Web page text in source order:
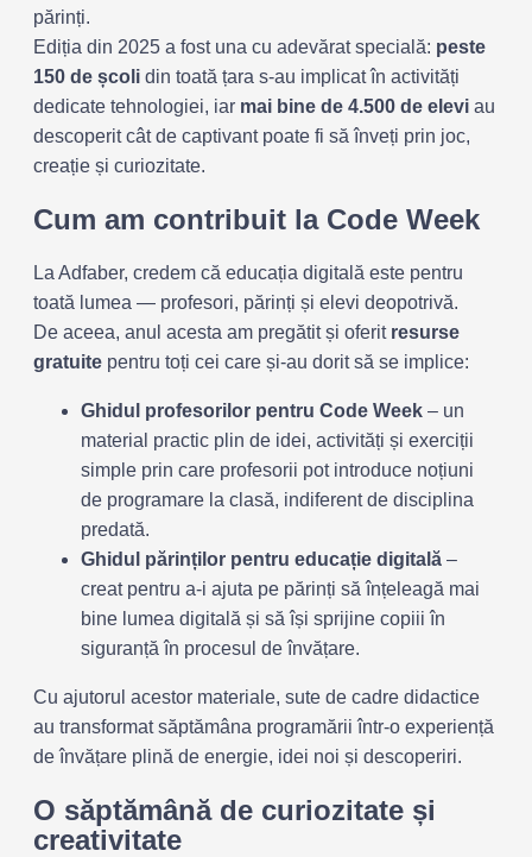
părinți.
Ediția din 2025 a fost una cu adevărat specială: peste
150 de școli din toată țara s-au implicat în activități
dedicate tehnologiei, iar mai bine de 4.500 de elevi au
descoperit cât de captivant poate fi să înveți prin joc,
creație și curiozitate.
Cum am contribuit la Code Week
La Adfaber, credem că educația digitală este pentru
toată lumea — profesori, părinți și elevi deopotrivă.
De aceea, anul acesta am pregătit și oferit resurse
gratuite pentru toți cei care și-au dorit să se implice:
Ghidul profesorilor pentru Code Week – un
material practic plin de idei, activități și exerciții
simple prin care profesorii pot introduce noțiuni
de programare la clasă, indiferent de disciplina
predată.
Ghidul părinților pentru educație digitală –
creat pentru a-i ajuta pe părinți să înțeleagă mai
bine lumea digitală și să își sprijine copiii în
siguranță în procesul de învățare.
Cu ajutorul acestor materiale, sute de cadre didactice
au transformat săptămâna programării într-o experiență
de învățare plină de energie, idei noi și descoperiri.
O săptămână de curiozitate și
creativitate